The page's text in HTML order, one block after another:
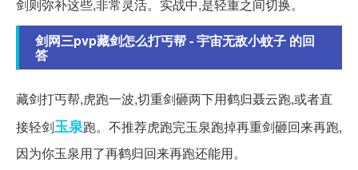
剑则弥补这些,非常灵活。实战中,是轻重之间切换。
剑网三pvp藏剑怎么打丐帮 - 宇宙无敌小蚊子 的回
答
藏剑打丐帮,虎跑一波,切重剑砸两下用鹤归聂云跑,或者直
接轻剑玉泉跑。不推荐虎跑完玉泉跑掉再重剑砸回来再跑,
因为你玉泉用了再鹤归回来再跑还能用。